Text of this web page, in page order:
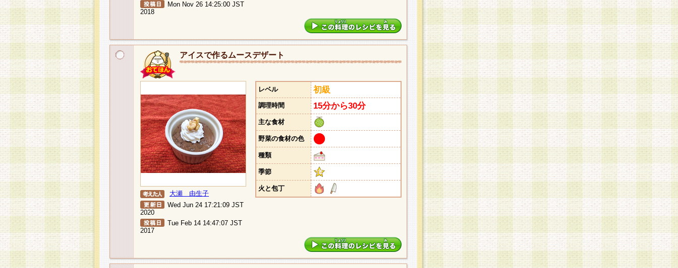
Mon Nov 26 14:25:00 JST
2018
アイスで作るムースデザート
大瀬 由生子
Wed Jun 24 17:21:09 JST
2020
Tue Feb 14 14:47:07 JST
2017
レベル 初級
調理時間 15分から30分
主な食材
野菜の食材の色
種類
季節
火と包丁